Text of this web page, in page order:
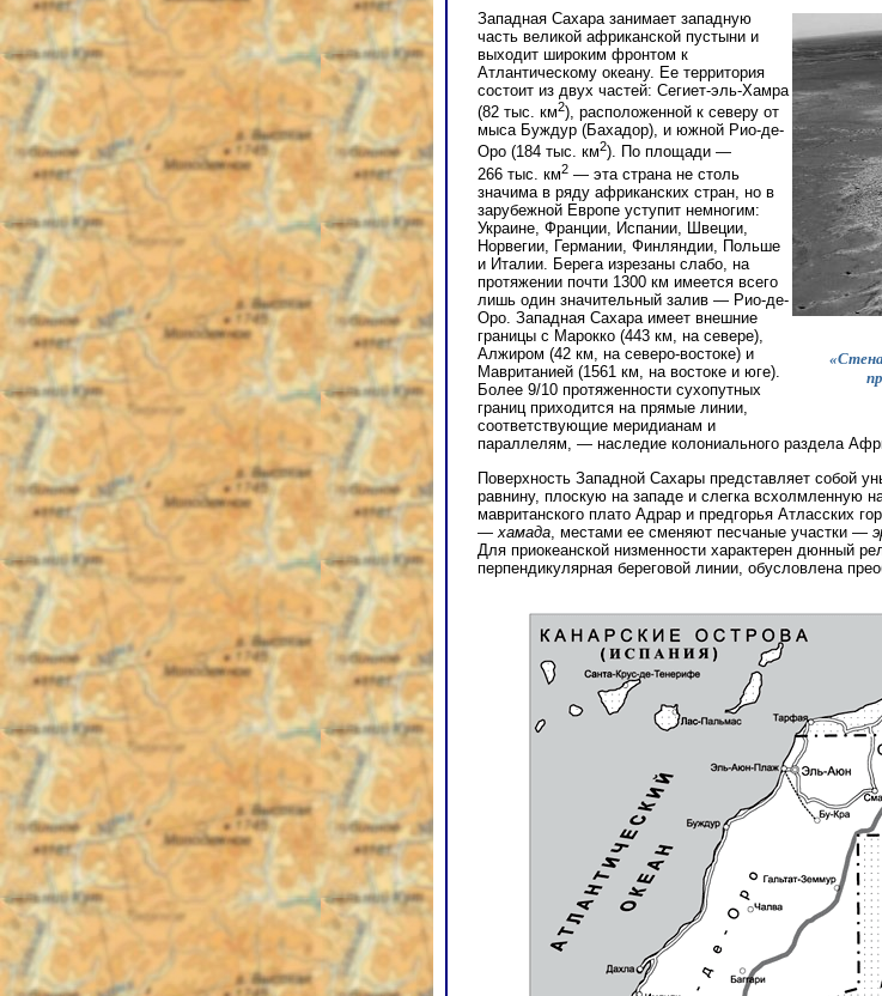
Западная Сахара занимает западную
часть великой африканской пустыни и
выходит широким фронтом к
Атлантическому океану. Ее территория
состоит из двух частей: Сегиет-эль-Хамра
(82 тыс. км2), расположенной к северу от
мыса Буждур (Бахадор), и южной Рио-де-
Оро (184 тыс. км2). По площади —
266 тыс. км2 — эта страна не столь
значима в ряду африканских стран, но в
зарубежной Европе уступит немногим:
Украине, Франции, Испании, Швеции,
Норвегии, Германии, Финляндии, Польше
и Италии. Берега изрезаны слабо, на
протяжении почти 1300 км имеется всего
лишь один значительный залив — Рио-де-
Оро. Западная Сахара имеет внешние
границы с Марокко (443 км, на севере),
Алжиром (42 км, на северо-востоке) и
Мавританией (1561 км, на востоке и юге).
Более 9/10 протяженности сухопутных
границ приходится на прямые линии,
соответствующие меридианам и
параллелям, — наследие колониального раздела
Поверхность Западной Сахары представляет собой
равнину, плоскую на западе и слегка всхолмленную
мавританского плато Адрар и предгорья Атласских
— хамада , местами ее сменяют песчаные участки —
Для приокеанской низменности характерен дюнный
перпендикулярная береговой линии, обусловлена